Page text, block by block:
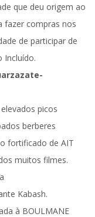
que deu origem ao
fazer compras nos
de participar de
Incluído.
picos
berberes
fortificado de AIT
muitos filmes.
Kabash.
à BOULMANE